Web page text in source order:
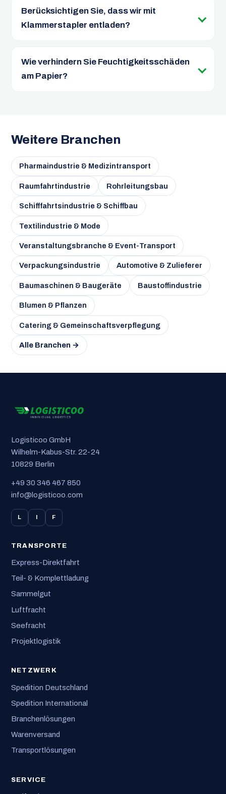
Berücksichtigen Sie, dass wir mit
Klammerstapler entladen?
Wie verhindern Sie Feuchtigkeitsschäden
am Papier?
Weitere Branchen
Pharmaindustrie & Medizintransport
Raumfahrtindustrie Rohrleitungsbau
Schifffahrtsindustrie & Schiffbau
Textilindustrie & Mode
Veranstaltungsbranche & Event-Transport
Verpackungsindustrie Automotive & Zulieferer
Baumaschinen & Baugeräte Baustoffindustrie
Blumen & Pflanzen
Catering & Gemeinschaftsverpflegung
Alle Branchen →
Logisticoo GmbH
Wilhelm-Kabus-Str. 22-24
10829 Berlin
+49 30 346 467 850
info@logisticoo.com
L I F
TRANSPORTE
Express-Direktfahrt
Teil- & Komplettladung
Sammelgut
Luftfracht
Seefracht
Projektlogistik
NETZWERK
Spedition Deutschland
Spedition International
Branchenlösungen
Warenversand
Transportlösungen
SERVICE